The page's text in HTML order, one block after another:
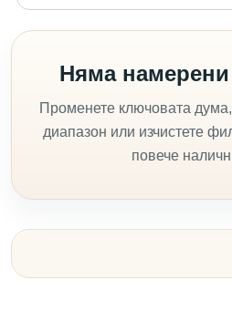
Няма намерени
Променете ключовата
диапазон или изчистете
повече